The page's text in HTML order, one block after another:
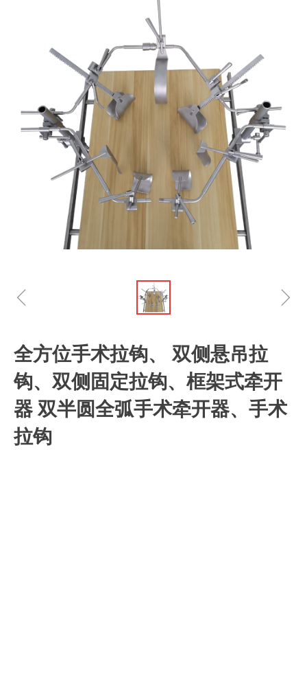
全方位手术拉钩、 双侧悬吊拉
钩、双侧固定拉钩、框架式牵开
器 双半圆全弧手术牵开器、手术
拉钩
ꁆ ꁇ